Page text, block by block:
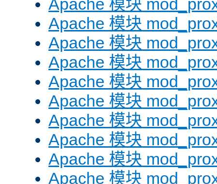
Apache 模块
Apache 模块
Apache 模块
Apache 模块
Apache 模块
Apache 模块
Apache 模块
Apache 模块
Apache 模块
Apache 模块